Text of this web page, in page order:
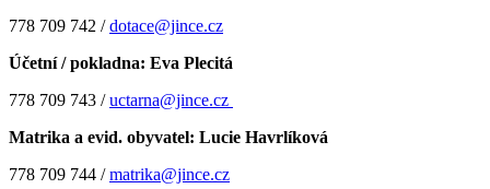
778 709 742 /dotace@jince.cz
Účetní / pokladna: Eva Plecitá
778 709 743 /uctarna@jince.cz
Matrika a evid. obyvatel: Lucie Havrlíková
778 709 744 /matrika@jince.cz